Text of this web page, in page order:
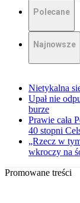
Polecane
Najnowsze
Nietykalna
Upał nie
burze
Prawie cała
40 stopni
„Rzecz w
wkroczy na
Promowane treści